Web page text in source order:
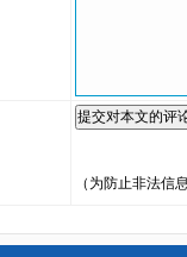
（为防止非法信